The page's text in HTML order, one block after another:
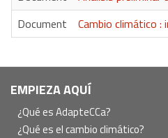
Document
Cambio climático
Navegación
principal
EMPIEZA AQUÍ
¿Qué es AdapteCCa?
¿Qué es el cambio climático?